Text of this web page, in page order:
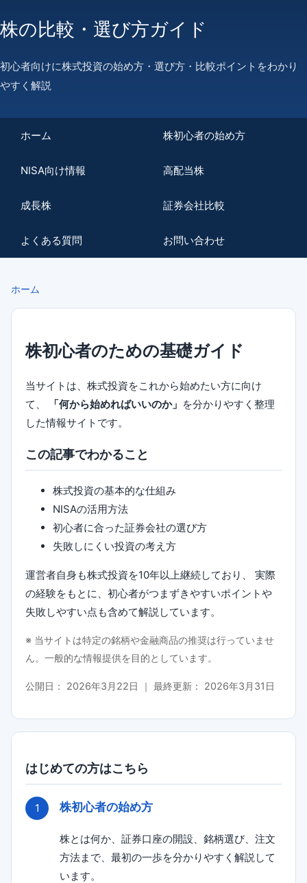
株の比較・選び方ガイド
初心者向けに株式投資の始め方・選び方・比較ポイントをわかり
やすく解説
ホーム 株初心者の始め方
NISA向け情報 高配当株
成長株 証券会社比較
よくある質問 お問い合わせ
ホーム
株初心者のための基礎ガイド
当サイトは、株式投資をこれから始めたい方に向け
て、
「何から始めればいいのか」 を分かりやすく整理
した情報サイトです。
この記事でわかること
株式投資の基本的な仕組み
NISAの活用方法
初心者に合った証券会社の選び方
失敗しにくい投資の考え方
運営者自身も株式投資を10年以上継続しており、 実際
の経験をもとに、初心者がつまずきやすいポイントや
失敗しやすい点も含めて解説しています。
※ 当サイトは特定の銘柄や金融商品の推奨は行っていませ
ん。一般的な情報提供を目的としています。
公開日： 2026年3月22日 ｜ 最終更新： 2026年3月31日
はじめての方はこちら
株初心者の始め方
株とは何か、証券口座の開設、銘柄選び、注文
方法まで、最初の一歩を分かりやすく解説して
います。